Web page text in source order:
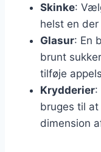
Skinke:
helst en
Glasur: En
brunt
tilføje
Krydderier:
bruges til
dimension